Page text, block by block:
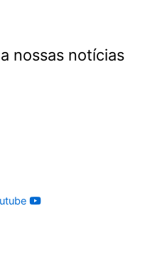
nossas notícias